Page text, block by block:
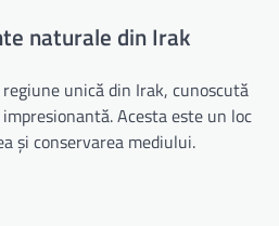
naturale din Irak
unică din Irak, cunoscută
Acesta este un loc
și conservarea mediului.